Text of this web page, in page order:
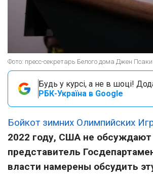
Фото: пресс-секретарь Белого дома Джен
Будь у курсі, а не в шоці!
РБК-Україна в Google
Бойкот зимних Олимпийских
2022 году, США не обсуждают
представитель
власти намерены обсудить